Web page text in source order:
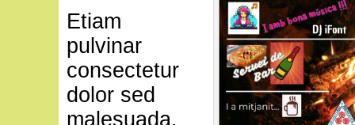
Etiam
pulvinar
consectetur
dolor sed
malesuada.